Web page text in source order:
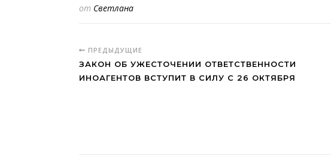
от Светлана
ПРЕДЫДУЩИЕ
ЗАКОН ОБ УЖЕСТОЧЕНИИ ОТВЕТСТВЕННОСТИ
ИНОАГЕНТОВ ВСТУПИТ В СИЛУ С 26 ОКТЯБРЯ